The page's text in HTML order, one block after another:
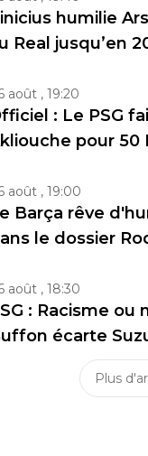
humilie
Real jusqu’en
août , 19:20
: Le PSG
pour 50
août , 19:00
Barça rêve
le dossier
août , 18:30
: Racisme ou
écarte
Plus